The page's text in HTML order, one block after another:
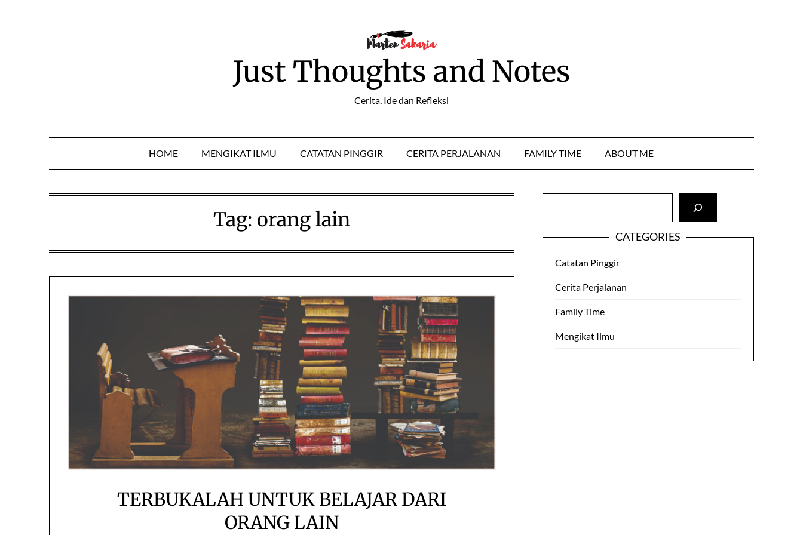
Just Thoughts and Notes
Cerita, Ide dan Refleksi
HOME MENGIKAT ILMU CATATAN PINGGIR CERITA PERJALANAN FAMILY TIME ABOUT ME
Tag: orang lain
TERBUKALAH UNTUK BELAJAR DARI
ORANG LAIN
CATEGORIES
Catatan Pinggir
Cerita Perjalanan
Family Time
Mengikat Ilmu